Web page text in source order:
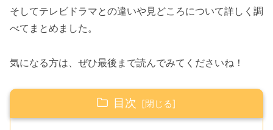
そしてテレビドラマとの違いや見どころについて詳しく調
べてまとめました。
気になる方は、ぜひ最後まで読んでみてくださいね！
目次